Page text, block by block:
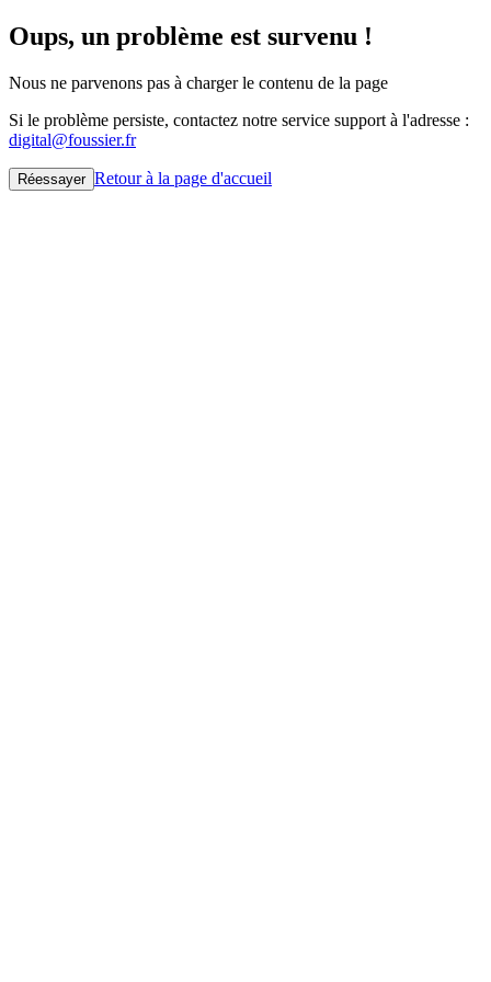
Oups, un problème est survenu !
Nous ne parvenons pas à charger le contenu de la page
Si le problème persiste, contactez notre service support à l'adresse :
digital@foussier.fr
Réessayer Retour à la page d'accueil